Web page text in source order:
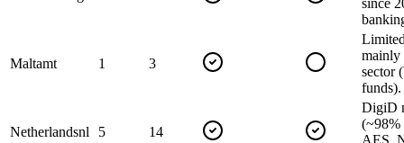
since
Maltamt 1 3
mainly
sector
funds).
Netherlandsnl 5 14
DigiD